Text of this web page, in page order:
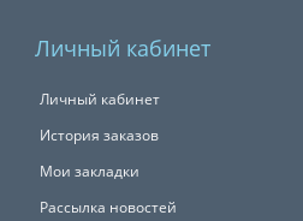
Личный кабинет
Личный кабинет
История заказов
Мои закладки
Рассылка новостей